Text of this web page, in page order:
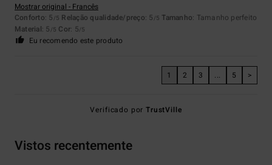
Mostrar original - Francês
Conforto: 5 /5 Relação qualidade/preço: 5 /5 Tamanho: Tamanho perfeito
Material: 5 /5 Cor: 5/5
Eu recomendo este produto
1 2 3 ... 5 >
Verificado porTrustVille
Vistos recentemente